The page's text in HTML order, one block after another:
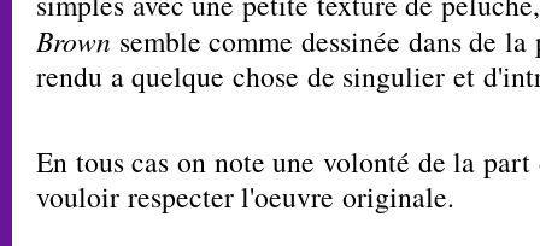
Brown semble comme dessinée dans de
rendu a quelque chose de singulier et
En tous cas on note une volonté de la
vouloir respecter l'oeuvre originale.